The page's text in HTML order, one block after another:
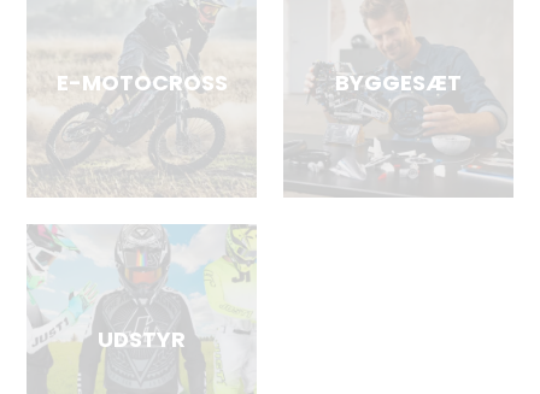
E-MOTOCROSS BYGGESÆT
UDSTYR